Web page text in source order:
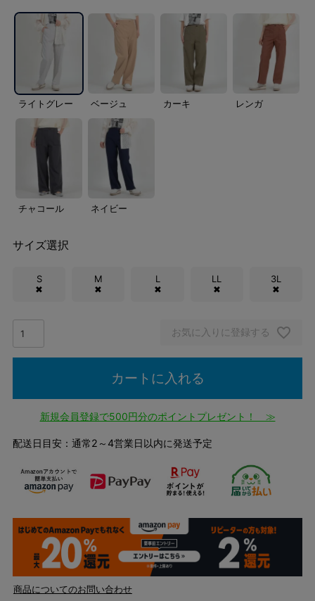
ライトグレー ベージュ カーキ レンガ
チャコール ネイビー
サイズ選択
S
✖
M
✖
L
✖
LL
✖
3L
✖
お気に入りに登録する
カートに入れる
新規会員登録で500円分のポイントプレゼント！ ≫
配送日目安：通常2～4営業日以内に発送予定
商品についてのお問い合わせ